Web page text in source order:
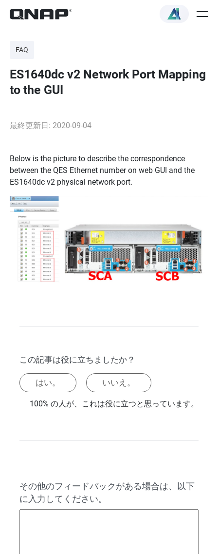
FAQ
ES1640dc v2 Network Port Mapping
to the GUI
最終更新日: 2020-09-04
Below is the picture to describe the correspondence
between the QES Ethernet number on web GUI and the
ES1640dc v2 physical network port.
この記事は役に立ちましたか？
はい。 いいえ。
100% の人が、これは役に立つと思っています。
その他のフィードバックがある場合は、以下
に入力してください。